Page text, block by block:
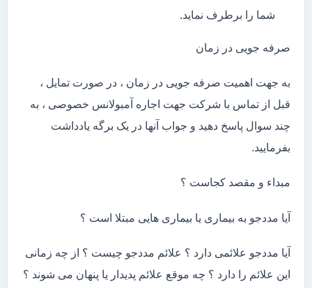
شما را برطرف نماید.
صرفه جویی در زمان
به جهت اهمیت صرفه جویی در زمان ، در صورت تمایل ،
قبل از تماس با شرکت جهت اجاره آمبولانس خصوصی ، به
چند سوال پاسخ دهید و جواب آنها در یک برگه یادداشت
بفرمایید.
مبداء و مقصد کجاست ؟
آیا مددجو به بیماری یا بیماری هایی مبتلا است ؟
آیا مددجو علائمی دارد ؟ علائم مددجو چیست ؟ از چه زمانی
این علائم را دارد ؟ چه موقع علائم پدیدار یا پنهان می شوند ؟